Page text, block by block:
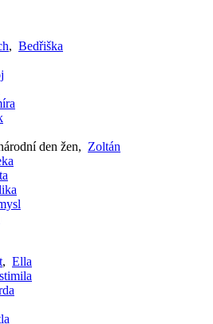
, Bedřiška
den žen, Zoltán
, Ella